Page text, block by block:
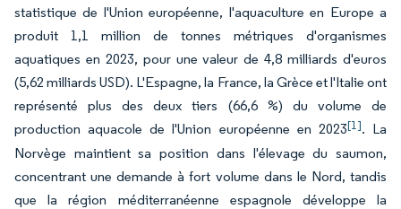
statistique de l'Union européenne, l'aquaculture en Europe a
produit 1,1 million de tonnes métriques d'organismes
aquatiques en 2023, pour une valeur de 4,8 milliards d'euros
(5,62 milliards USD). L'Espagne, la France, la Grèce et l'Italie ont
représenté plus des deux tiers (66,6 %) du volume de
production aquacole de l'Union européenne en 2023[1]. La
Norvège maintient sa position dans l'élevage du saumon,
concentrant une demande à fort volume dans le Nord, tandis
que la région méditerranéenne espagnole développe la